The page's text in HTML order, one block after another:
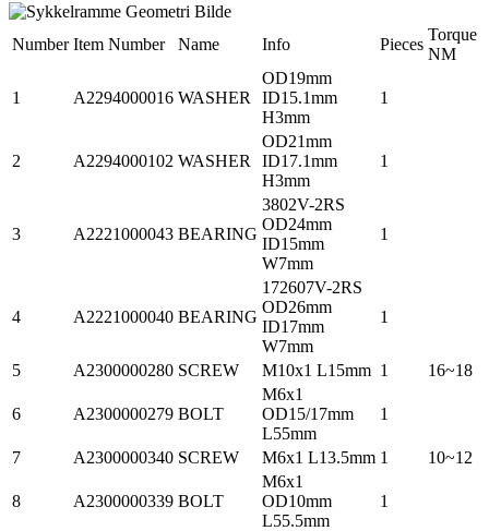
Number Item Number Name Info Pieces
Torque
NM
1 A2294000016 WASHER
OD19mm
ID15.1mm
H3mm
1
2 A2294000102 WASHER
OD21mm
ID17.1mm
H3mm
1
3 A2221000043 BEARING
3802V-2RS
OD24mm
ID15mm
W7mm
1
4 A2221000040 BEARING
172607V-2RS
OD26mm
ID17mm
W7mm
1
5 A2300000280 SCREW M10x1 L15mm 1 16~18
6 A2300000279 BOLT
M6x1
OD15/17mm
L55mm
1
7 A2300000340 SCREW M6x1 L13.5mm 1 10~12
8 A2300000339 BOLT
M6x1
OD10mm
L55.5mm
1